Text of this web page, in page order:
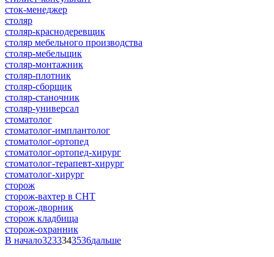
сток-менеджер
столяр
столяр-краснодеревщик
столяр мебельного производства
столяр-мебельщик
столяр-монтажник
столяр-плотник
столяр-сборщик
столяр-станочник
столяр-универсал
стоматолог
стоматолог-имплантолог
стоматолог-ортопед
стоматолог-ортопед-хирург
стоматолог-терапевт-хирург
стоматолог-хирург
сторож
сторож-вахтер в СНТ
сторож-дворник
сторож кладбища
сторож-охранник
В начало3233343536дальше